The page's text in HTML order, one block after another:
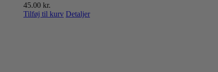
45.00 kr.
Tilføj til kurv Detaljer